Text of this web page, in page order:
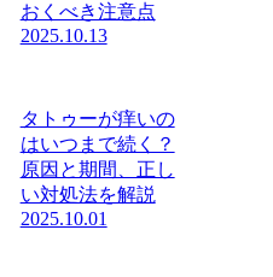
おくべき注意点
2025.10.13
タトゥーが痒いの
はいつまで続く？
原因と期間、正し
い対処法を解説
2025.10.01